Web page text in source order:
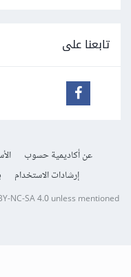
تابعنا على
عن أكاديمية حسوب
إرشادات الاستخدام
NC-SA 4.0unless mentioned